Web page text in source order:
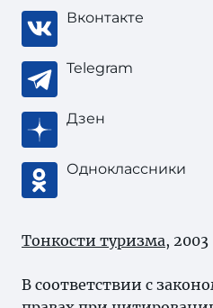
Вконтакте
Telegram
Дзен
Одноклассники
Тонкости туризма,
В соответствии с